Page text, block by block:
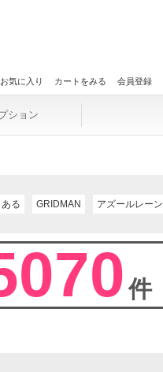
お気に入り カートをみる 会員登録
ション
ある GRIDMAN アズールレーン
件